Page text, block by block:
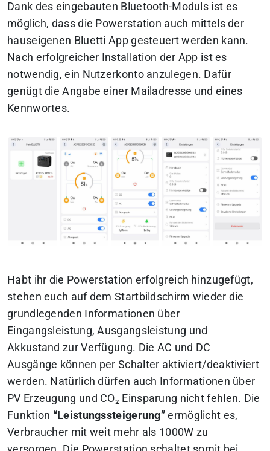
Dank des eingebauten Bluetooth-Moduls ist es
möglich, dass die Powerstation auch mittels der
hauseigenen Bluetti App gesteuert werden kann.
Nach erfolgreicher Installation der App ist es
notwendig, ein Nutzerkonto anzulegen. Dafür
genügt die Angabe einer Mailadresse und eines
Kennwortes.
Habt ihr die Powerstation erfolgreich hinzugefügt,
stehen euch auf dem Startbildschirm wieder die
grundlegenden Informationen über
Eingangsleistung, Ausgangsleistung und
Akkustand zur Verfügung. Die AC und DC
Ausgänge können per Schalter aktiviert/deaktiviert
werden. Natürlich dürfen auch Informationen über
PV Erzeugung und CO₂ Einsparung nicht fehlen. Die
Funktion “Leistungssteigerung” ermöglicht es,
Verbraucher mit weit mehr als 1000W zu